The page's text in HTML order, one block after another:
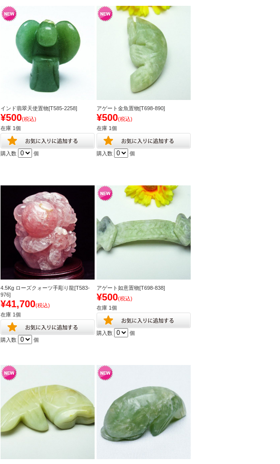
インド翡翠天使置物[T585-2258]
¥500(税込)
在庫 1個
購入数 個
アゲート金魚置物[T698-890]
¥500(税込)
在庫 1個
購入数 個
4.5Kg ローズクォーツ手彫り龍[T583-
976]
¥41,700(税込)
在庫 1個
購入数 個
アゲート如意置物[T698-838]
¥500(税込)
在庫 1個
購入数 個